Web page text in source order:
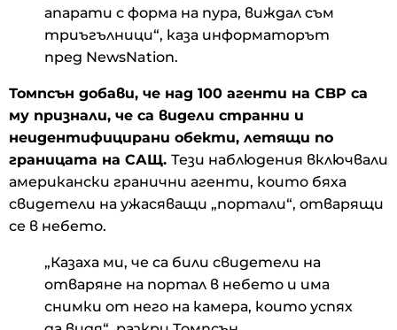
апарати с форма на пура, виждал съм
триъгълници“, каза информаторът
пред NewsNation.
Томпсън добави, че над 100 агенти на CBP са
му признали, че са видели странни и
неидентифицирани обекти, летящи по
границата на САЩ. Тези наблюдения включвали
американски гранични агенти, които бяха
свидетели на ужасяващи „портали“, отварящи
се в небето.
„Казаха ми, че са били свидетели на
отваряне на портал в небето и има
снимки от него на камера, които успях